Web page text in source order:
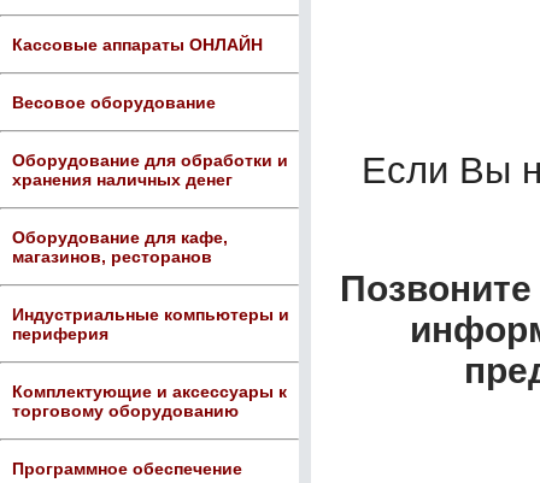
Кассовые аппараты ОНЛАЙН
Весовое оборудование
Оборудование для обработки и
хранения наличных денег
Оборудование для кафе,
магазинов, ресторанов
Индустриальные компьютеры и
периферия
Комплектующие и аксессуары к
торговому оборудованию
Программное обеспечение
Если Вы